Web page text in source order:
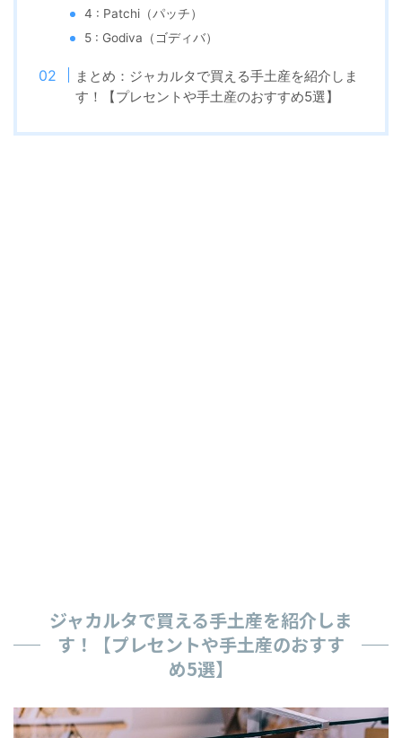
4 : Patchi（パッチ）
5 : Godiva（ゴディバ）
まとめ：ジャカルタで買える手土産を紹介しま
す！【プレセントや手土産のおすすめ5選】
ジャカルタで買える手土産を紹介しま
す！【プレセントや手土産のおすす
め5選】